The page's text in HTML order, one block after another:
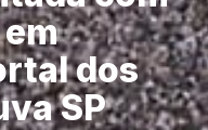
dos
SP